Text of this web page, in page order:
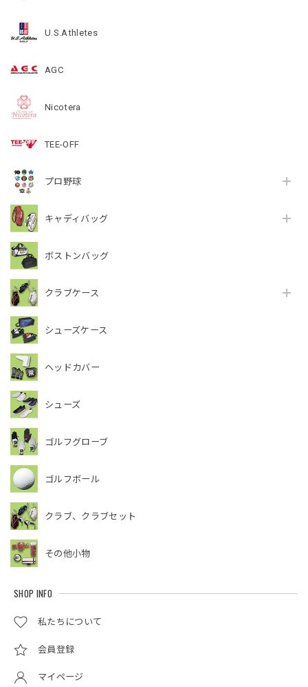
U.S.Athletes
AGC
Nicotera
TEE-OFF
プロ野球
キャディバッグ
ボストンバッグ
クラブケース
シューズケース
ヘッドカバー
シューズ
ゴルフグローブ
ゴルフボール
クラブ、クラブセット
その他小物
SHOP INFO
私たちについて
会員登録
マイページ